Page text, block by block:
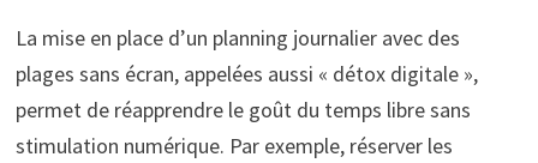
La mise en place d’un planning journalier avec des
plages sans écran, appelées aussi « détox digitale »,
permet de réapprendre le goût du temps libre sans
stimulation numérique. Par exemple, réserver les